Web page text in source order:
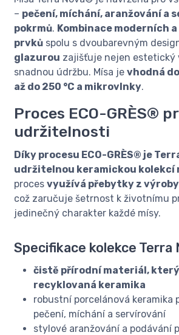
– pečení, míchání, aranžování a
pokrmů. Kombinace moderních
prvků spolu s dvoubarevným
glazurou zajišťuje nejen estetický
snadnou údržbu. Mísa je vhodná
až do 250 °C a mikrovlnky.
Proces ECO-GRÈS®
udržitelnosti
Díky procesu ECO-GRÈS® je
udržitelnou keramickou kolekcí
proces využívá přebytky z
což zaručuje šetrnost k životnímu
jedinečný charakter každé mísy.
Specifikace kolekce Terra
čistě přírodní materiál,
recyklovaná keramika
robustní porcelánová keramika
pečení, míchání a servírování
stylové aranžování a podávání